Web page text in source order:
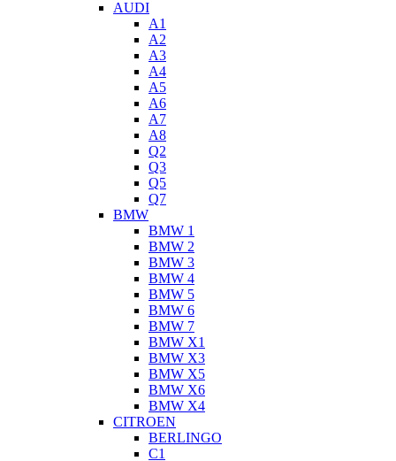
AUDI
A1
A2
A3
A4
A5
A6
A7
A8
Q2
Q3
Q5
Q7
BMW
BMW 1
BMW 2
BMW 3
BMW 4
BMW 5
BMW 6
BMW 7
BMW X1
BMW X3
BMW X5
BMW X6
BMW X4
CITROEN
BERLINGO
C1